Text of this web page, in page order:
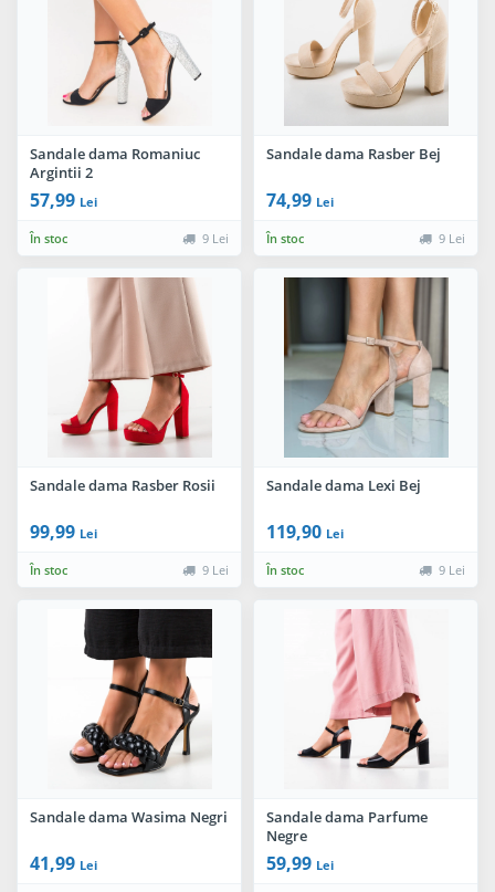
Sandale dama Romaniuc
Argintii 2
57,99 Lei
În stoc 9 Lei
Sandale dama Rasber Bej
74,99 Lei
În stoc 9 Lei
Sandale dama Rasber Rosii
99,99 Lei
În stoc 9 Lei
Sandale dama Lexi Bej
119,90 Lei
În stoc 9 Lei
Sandale dama Wasima Negri
41,99 Lei
Sandale dama Parfume
Negre
59,99 Lei